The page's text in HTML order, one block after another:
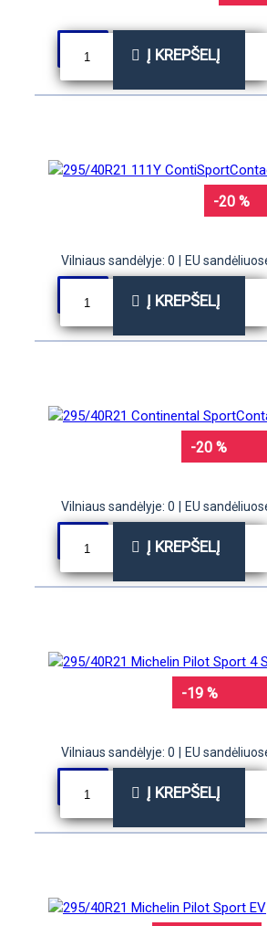
Į KREPŠELĮ
-20 %
Vilniaus sandėlyje: 0 EU
Į KREPŠELĮ
-20 %
Vilniaus sandėlyje: 0 EU
Į KREPŠELĮ
-19 %
Vilniaus sandėlyje: 0 EU
Į KREPŠELĮ